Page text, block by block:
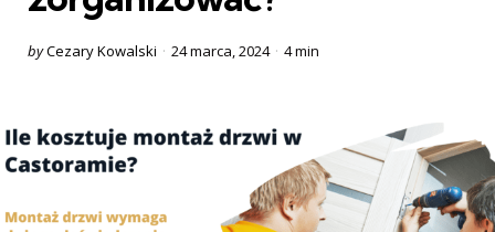
Posted
byCezary Kowalski 24 marca, 2024 4 min